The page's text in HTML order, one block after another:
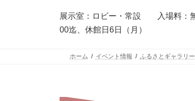
展示室：ロビー・常設 入場料
00迄、休館日6日（月）
ホーム イベント情報 ふるさとギャラリ